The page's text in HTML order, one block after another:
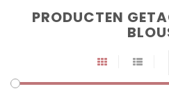
PRODUCTEN